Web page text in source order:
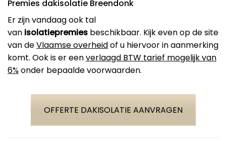
Premies dakisolatie Breendonk
Er zijn vandaag ook tal
van isolatiepremies beschikbaar. Kijk even op de site
van deVlaamse overheidof u hiervoor in aanmerking
komt. Ook is er eenverlaagd BTW tarief mogelijk van
6%onder bepaalde voorwaarden.
OFFERTE DAKISOLATIE AANVRAGEN